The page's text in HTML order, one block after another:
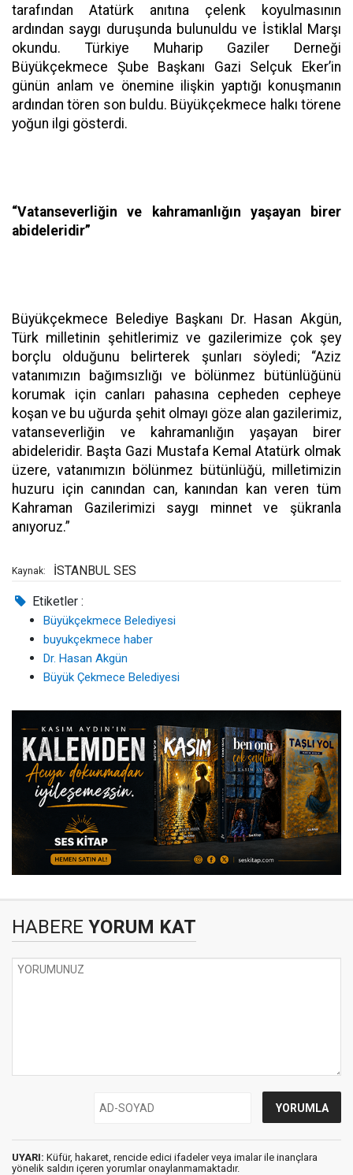
tarafından Atatürk anıtına çelenk koyulmasının
ardından saygı duruşunda bulunuldu ve İstiklal Marşı
okundu. Türkiye Muharip Gaziler Derneği
Büyükçekmece Şube Başkanı Gazi Selçuk Eker’in
günün anlam ve önemine ilişkin yaptığı konuşmanın
ardından tören son buldu. Büyükçekmece halkı törene
yoğun ilgi gösterdi.
“Vatanseverliğin ve kahramanlığın yaşayan birer
abideleridir”
Büyükçekmece Belediye Başkanı Dr. Hasan Akgün,
Türk milletinin şehitlerimiz ve gazilerimize çok şey
borçlu olduğunu belirterek şunları söyledi; “Aziz
vatanımızın bağımsızlığı ve bölünmez bütünlüğünü
korumak için canları pahasına cepheden cepheye
koşan ve bu uğurda şehit olmayı göze alan gazilerimiz,
vatanseverliğin ve kahramanlığın yaşayan birer
abideleridir. Başta Gazi Mustafa Kemal Atatürk olmak
üzere, vatanımızın bölünmez bütünlüğü, milletimizin
huzuru için canından can, kanından kan veren tüm
Kahraman Gazilerimizi saygı minnet ve şükranla
anıyoruz.”
Kaynak: İSTANBUL SES
Etiketler :
Büyükçekmece Belediyesi
buyukçekmece haber
Dr. Hasan Akgün
Büyük Çekmece Belediyesi
HABERE YORUM KAT
UYARI: Küfür, hakaret, rencide edici ifadeler veya imalar ile inançlara
yönelik saldırı içeren yorumlar onaylanmamaktadır.